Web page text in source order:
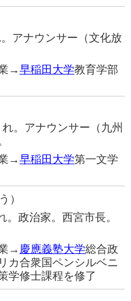
アナウンサー（文化放
→早稲田大学教育学部
。アナウンサー（九州
→早稲田大学第一文学
）
。政治家。西宮市長。
→ 慶應義塾大学総合政
カ合衆国ペンシルベニ
学修士課程を修了